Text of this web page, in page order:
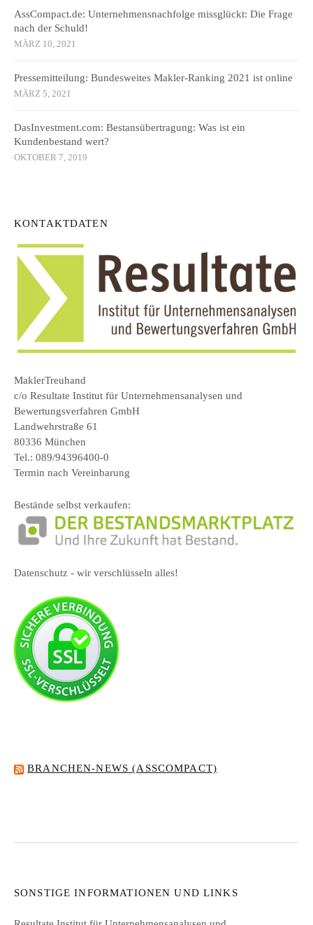
AssCompact.de: Unternehmensnachfolge missglückt: Die Frage
nach der Schuld!
MÄRZ 10, 2021
Pressemitteilung: Bundesweites Makler-Ranking 2021 ist online
MÄRZ 5, 2021
DasInvestment.com: Bestansübertragung: Was ist ein
Kundenbestand wert?
OKTOBER 7, 2019
KONTAKTDATEN
MaklerTreuhand
c/o Resultate Institut für Unternehmensanalysen und
Bewertungsverfahren GmbH
Landwehrstraße 61
80336 München
Tel.: 089/94396400-0
Termin nach Vereinbarung
Bestände selbst verkaufen:
Datenschutz - wir verschlüsseln alles!
BRANCHEN-NEWS (ASSCOMPACT)
SONSTIGE INFORMATIONEN UND LINKS